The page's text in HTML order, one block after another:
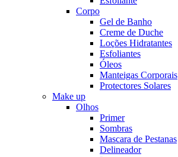
Corpo
Gel de Banho
Creme de Duche
Loções Hidratantes
Esfoliantes
Óleos
Manteigas Corporais
Protectores Solares
Make up
Olhos
Primer
Sombras
Mascara de Pestanas
Delineador